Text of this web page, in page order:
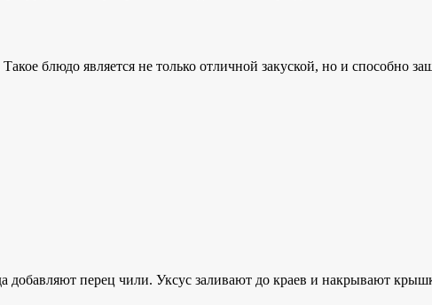
блюдо является не только отличной закуской, но и способно
добавляют перец чили. Уксус заливают до краев и накрывают